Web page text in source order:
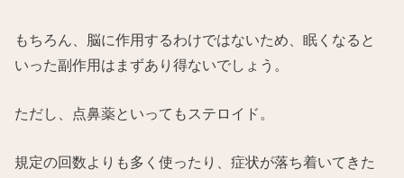
もちろん、脳に作用するわけではないため、眠くなると
いった副作用はまずあり得ないでしょう。
ただし、点鼻薬といってもステロイド。
規定の回数よりも多く使ったり、症状が落ち着いてきた